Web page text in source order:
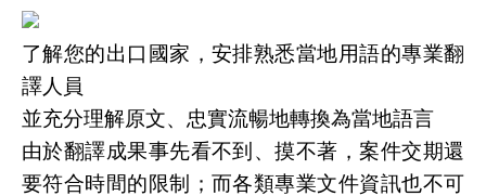
了解您的出口國家，安排熟悉當地用語的專業翻
譯人員
並充分理解原文、忠實流暢地轉換為當地語言
由於翻譯成果事先看不到、摸不著，案件交期還
要符合時間的限制；而各類專業文件資訊也不可